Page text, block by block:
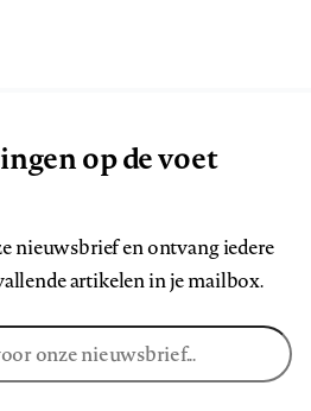
op de voet
nieuwsbrief en ontvang iedere
artikelen in je mailbox.